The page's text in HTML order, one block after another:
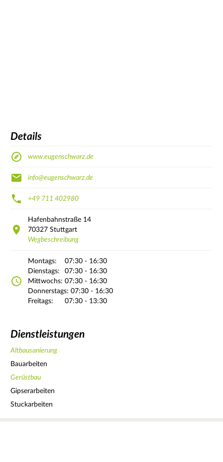
Details
www.eugenschwarz.de
info@eugenschwarz.de
+49 711 402980
Hafenbahnstraße 14
70327 Stuttgart
Wegbeschreibung
Montags:
07:30 - 16:30
Dienstags:
07:30 - 16:30
Mittwochs: 07:30 - 16:30
Donnerstags: 07:30 - 16:30
Freitags:
07:30 - 13:30
Dienstleistungen
Altbausanierung
Bauarbeiten
Gerüstbau
Gipserarbeiten
Stuckarbeiten